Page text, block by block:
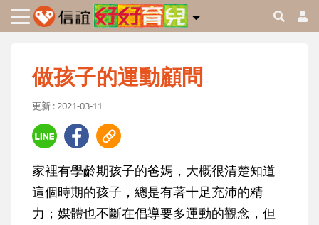
做孩子的運動顧問
更新 : 2021-03-11
家裡有學齡期孩子的爸媽，大概很清楚知道
這個時期的孩子，總是有著十足充沛的精
力；媒體也不斷在倡導要多運動的觀念，但